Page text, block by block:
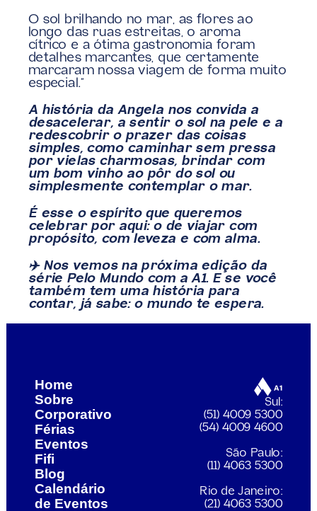
O sol brilhando no mar, as flores ao
longo das ruas estreitas, o aroma
cítrico e a ótima gastronomia foram
detalhes marcantes, que certamente
marcaram nossa viagem de forma muito
especial.”
A história da Angela nos convida a
desacelerar, a sentir o sol na pele e a
redescobrir o prazer das coisas
simples, como caminhar sem pressa
por vielas charmosas, brindar com
um bom vinho ao pôr do sol ou
simplesmente contemplar o mar.
É esse o espírito que queremos
celebrar por aqui: o de viajar com
propósito, com leveza e com alma.
✈️ Nos vemos na próxima edição da
série Pelo Mundo com a A1. E se você
também tem uma história para
contar, já sabe: o mundo te espera.
Home
Sobre
Corporativo
Férias
Eventos
Fifi
Blog
Calendário
de Eventos
Sul:
(51) 4009 5300
(54) 4009 4600
São Paulo:
(11) 4063 5300
Rio de Janeiro:
(21) 4063 5300